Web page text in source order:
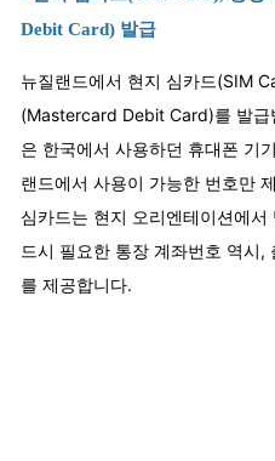
Debit Card) 발급
뉴질랜드에서 현지 심카드(SIM
(Mastercard Debit Card)를 발급
은 한국에서 사용하던 휴대폰 기
랜드에서 사용이 가능한 번호만
심카드는 현지 오리엔테이션에
드시 필요한 통장 계좌번호 역시,
를 제공합니다.